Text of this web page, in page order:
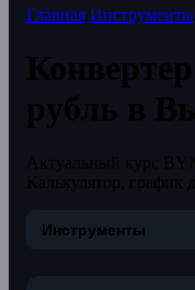
Главная Инструменты
Инструменты